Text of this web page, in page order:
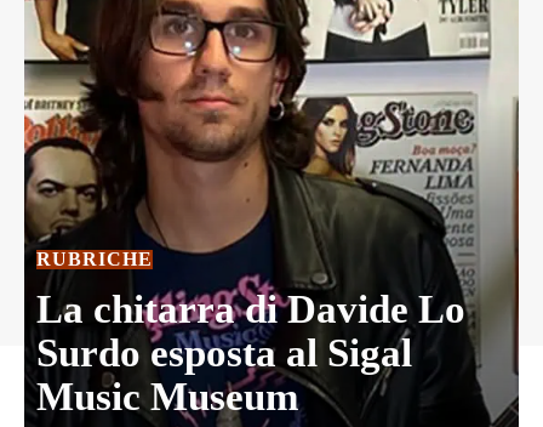
RUBRICHE
La chitarra di Davide Lo
Surdo esposta al Sigal
Music Museum